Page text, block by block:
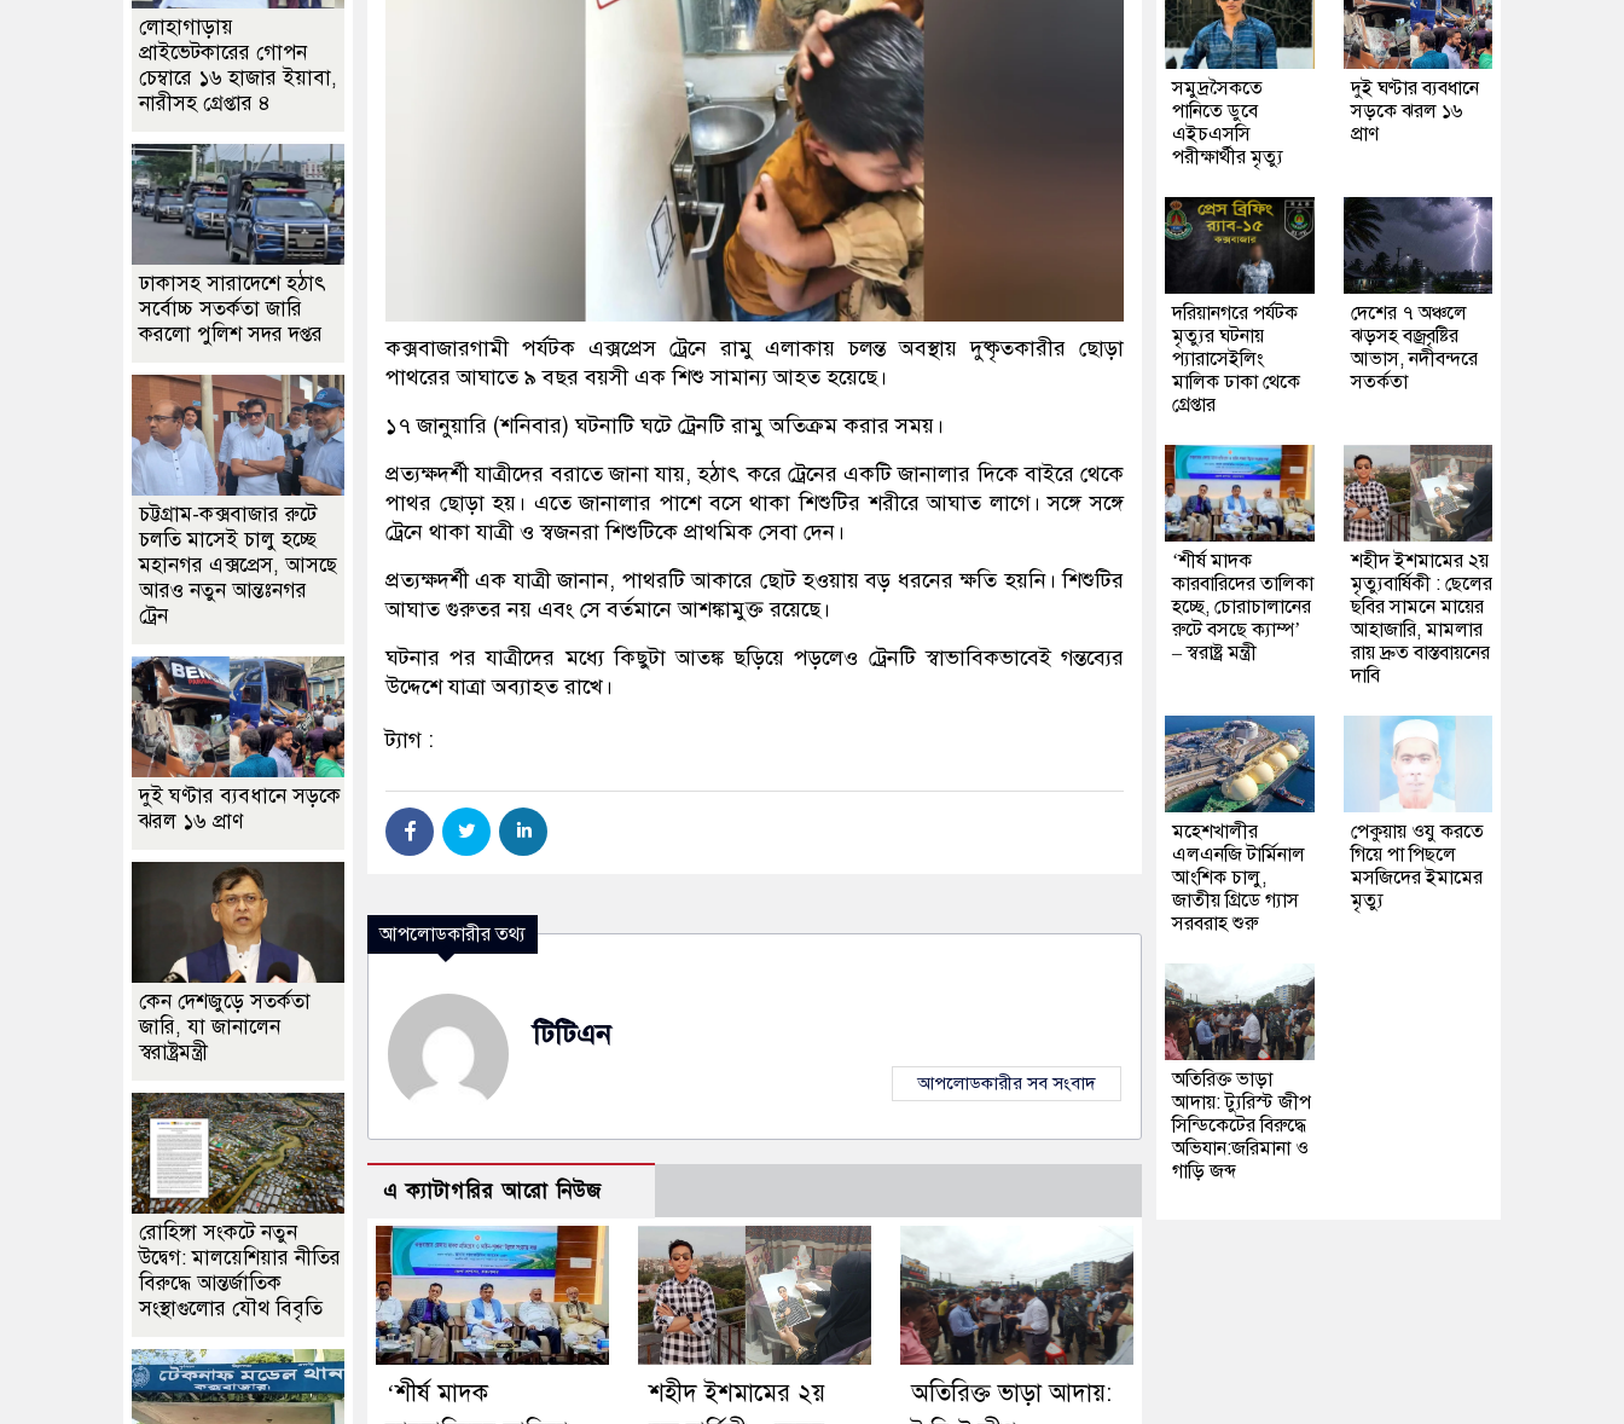
কক্সবাজারগামী পর্যটক এক্সপ্রেস ট্রেনে রামু এলাকায় চলন্ত অবস্থায় দুষ্কৃতকারীর ছোড়া
পাথরের আঘাতে ৯ বছর বয়সী এক শিশু সামান্য আহত হয়েছে।
১৭ জানুয়ারি (শনিবার) ঘটনাটি ঘটে ট্রেনটি রামু অতিক্রম করার সময়।
প্রত্যক্ষদর্শী যাত্রীদের বরাতে জানা যায়, হঠাৎ করে ট্রেনের একটি জানালার দিকে বাইরে থেকে
পাথর ছোড়া হয়। এতে জানালার পাশে বসে থাকা শিশুটির শরীরে আঘাত লাগে। সঙ্গে সঙ্গে
ট্রেনে থাকা যাত্রী ও স্বজনরা শিশুটিকে প্রাথমিক সেবা দেন।
প্রত্যক্ষদর্শী এক যাত্রী জানান, পাথরটি আকারে ছোট হওয়ায় বড় ধরনের ক্ষতি হয়নি। শিশুটির
আঘাত গুরুতর নয় এবং সে বর্তমানে আশঙ্কামুক্ত রয়েছে।
ঘটনার পর যাত্রীদের মধ্যে কিছুটা আতঙ্ক ছড়িয়ে পড়লেও ট্রেনটি স্বাভাবিকভাবেই গন্তব্যের
উদ্দেশে যাত্রা অব্যাহত রাখে।
ট্যাগ :
আপলোডকারীর তথ্য
টিটিএন
আপলোডকারীর সব সংবাদ
এ ক্যাটাগরির আরো নিউজ
‘শীর্ষ মাদক
শহীদ ইশমামের ২য়
অতিরিক্ত ভাড়া আদায়:
লোহাগাড়ায়
প্রাইভেটকারের গোপন
চেম্বারে ১৬ হাজার ইয়াবা,
নারীসহ গ্রেপ্তার ৪
ঢাকাসহ সারাদেশে হঠাৎ
সর্বোচ্চ সতর্কতা জা‌রি
করলো পুলিশ সদর দপ্তর
চট্টগ্রাম-কক্সবাজার রুটে
চলতি মাসেই চালু হচ্ছে
মহানগর এক্সপ্রেস, আসছে
আরও নতুন আন্তঃনগর
ট্রেন
দুই ঘণ্টার ব্যবধানে সড়কে
ঝরল ১৬ প্রাণ
কেন দেশজুড়ে সতর্কতা
জারি, যা জানালেন
স্বরাষ্ট্রমন্ত্রী
রোহিঙ্গা সংকটে নতুন
উদ্বেগ: মালয়েশিয়ার নীতির
বিরুদ্ধে আন্তর্জাতিক
সংস্থাগুলোর যৌথ বিবৃতি
সমুদ্রসৈকতে
পানিতে ডুবে
এইচএসসি
পরীক্ষার্থীর মৃত্যু
দুই ঘণ্টার ব্যবধানে
সড়কে ঝরল ১৬
প্রাণ
দরিয়ানগরে পর্যটক
মৃত্যুর ঘটনায়
প্যারাসেইলিং
মালিক ঢাকা থেকে
গ্রেপ্তার
দেশের ৭ অঞ্চলে
ঝড়সহ বজ্রবৃষ্টির
আভাস, নদীবন্দরে
সতর্কতা
‘শীর্ষ মাদক
কারবারিদের তালিকা
হচ্ছে, চোরাচালানের
রুটে বসছে ক্যাম্প’
– স্বরাষ্ট্র মন্ত্রী
শহীদ ইশমামের ২য়
মৃত্যুবার্ষিকী : ছেলের
ছবির সামনে মায়ের
আহাজারি, মামলার
রায় দ্রুত বাস্তবায়নের
দাবি
মহেশখালীর
এলএনজি টার্মিনাল
আংশিক চালু,
জাতীয় গ্রিডে গ্যাস
সরবরাহ শুরু
পেকুয়ায় ওযু করতে
গিয়ে পা পিছলে
মসজিদের ইমামের
মৃত্যু
অতিরিক্ত ভাড়া
আদায়: ট্যুরিস্ট জীপ
সিন্ডিকেটের বিরুদ্ধে
অভিযান:জরিমানা ও
গাড়ি জব্দ